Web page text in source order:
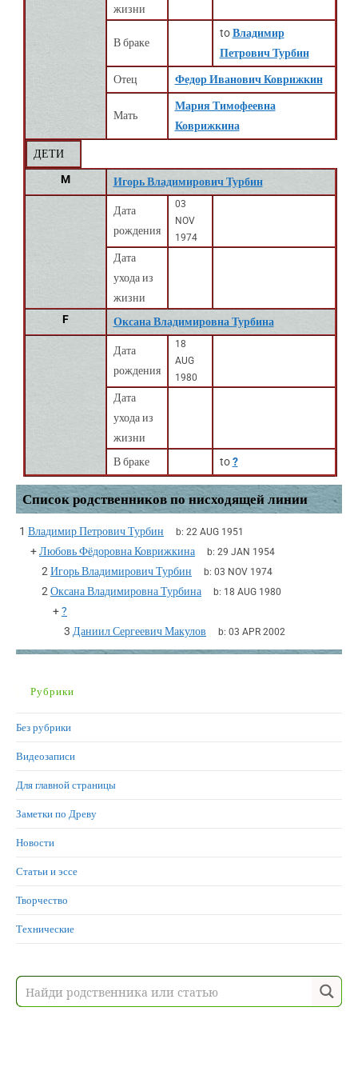
жизни
В браке
toВладимир
Петрович Турбин
Отец Федор Иванович Коврижкин
Мать
Мария Тимофеевна
Коврижкина
ДЕТИ
M
Игорь Владимирович Турбин
Дата
рождения
03
NOV
1974
Дата
ухода из
жизни
F
Оксана Владимировна Турбина
Дата
рождения
18
AUG
1980
Дата
ухода из
жизни
В браке
to?
Список родственников по нисходящей линии
1 Владимир Петрович Турбин b: 22 AUG 1951
+Любовь Фёдоровна Коврижкина b: 29 JAN 1954
2 Игорь Владимирович Турбин b: 03 NOV 1974
2 Оксана Владимировна Турбина b: 18 AUG 1980
+?
3 Даниил Сергеевич Макулов b: 03 APR 2002
Рубрики
Без рубрики
Видеозаписи
Для главной страницы
Заметки по Древу
Новости
Статьи и эссе
Творчество
Технические